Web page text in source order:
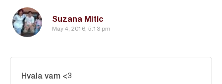
Suzana Mitic
May 4, 2016, 5:13 pm
Hvala vam <3